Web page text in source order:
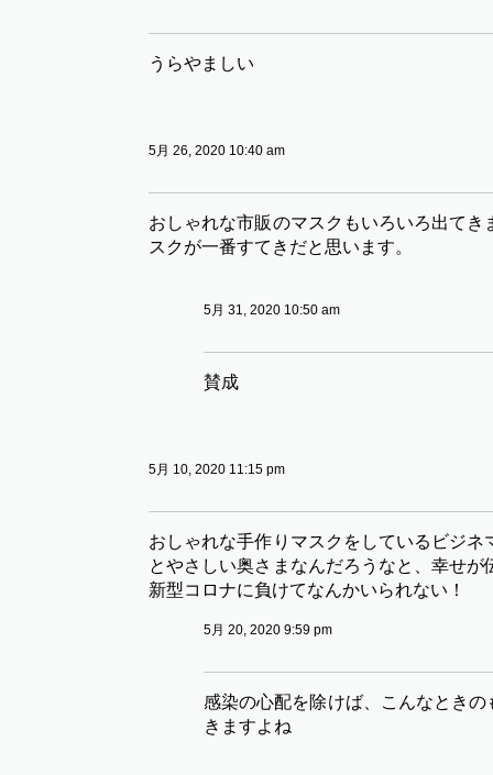
うらやましい
5月 26, 2020 10:40 am
おしゃれな市販のマスクもいろいろ出てき
スクが一番すてきだと思います。
5月 31, 2020 10:50 am
賛成
5月 10, 2020 11:15 pm
おしゃれな手作りマスクをしているビジネ
とやさしい奥さまなんだろうなと、幸せが
新型コロナに負けてなんかいられない！
5月 20, 2020 9:59 pm
感染の心配を除けば、こんなとき
きますよね